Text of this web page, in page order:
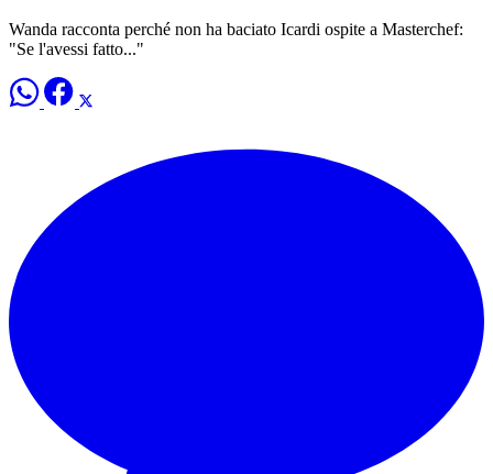
Wanda racconta perché non ha baciato Icardi ospite a Masterchef:
"Se l'avessi fatto..."